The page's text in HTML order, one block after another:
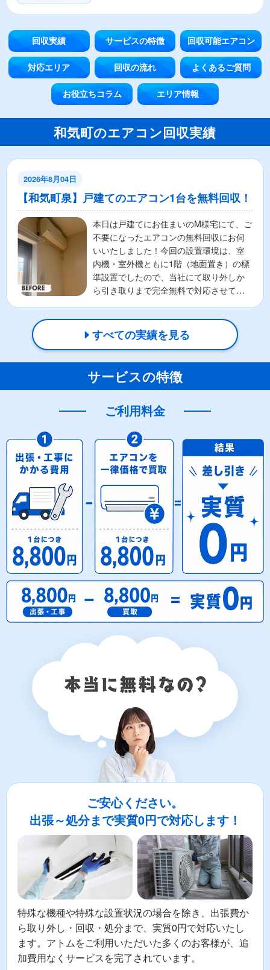
回収実績 サービスの特徴 回収可能エアコン
対応エリア 回収の流れ よくあるご質問
お役立ちコラム エリア情報
和気町のエアコン回収実績
2026年8月04日
【和気町泉】戸建てのエアコン1台を無料回収！
本日は戸建てにお住まいのM様宅にて、ご
不要になったエアコンの無料回収にお伺
いいたしました！今回の設置環境は、室
内機・室外機ともに1階（地面置き）の標
準設置でしたので、当社にて取り外しか
ら引き取りまで完全無料で対応させてい
すべての実績を見る
サービスの特徴
ご利用料金
ご安心ください。
出張～処分まで実質0円で対応します！
特殊な機種や特殊な設置状況の場合を除き、出張費か
ら取り外し・回収・処分まで、実質0円で対応いたし
ます。アトムをご利用いただいた多くのお客様が、追
加費用なくサービスを完了されています。